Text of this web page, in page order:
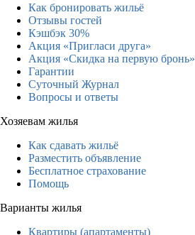
Как бронировать жильё
Отзывы гостей
Кэшбэк 30%
Акция «Пригласи друга»
Акция «Скидка на первую бронь»
Гарантии
Суточный Журнал
Вопросы и ответы
Хозяевам жилья
Как сдавать жильё
Разместить объявление
Бесплатное страхование
Помощь
Варианты жилья
Квартиры (апартаменты)